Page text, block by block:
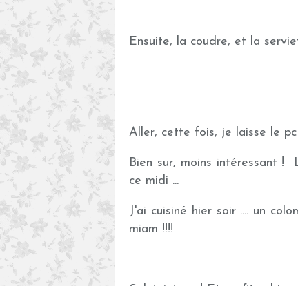
Ensuite, la coudre, et la
Aller, cette fois, je laisse le
Bien sur, moins intéressant !
ce midi ...
J'ai cuisiné hier soir .... un
miam !!!!